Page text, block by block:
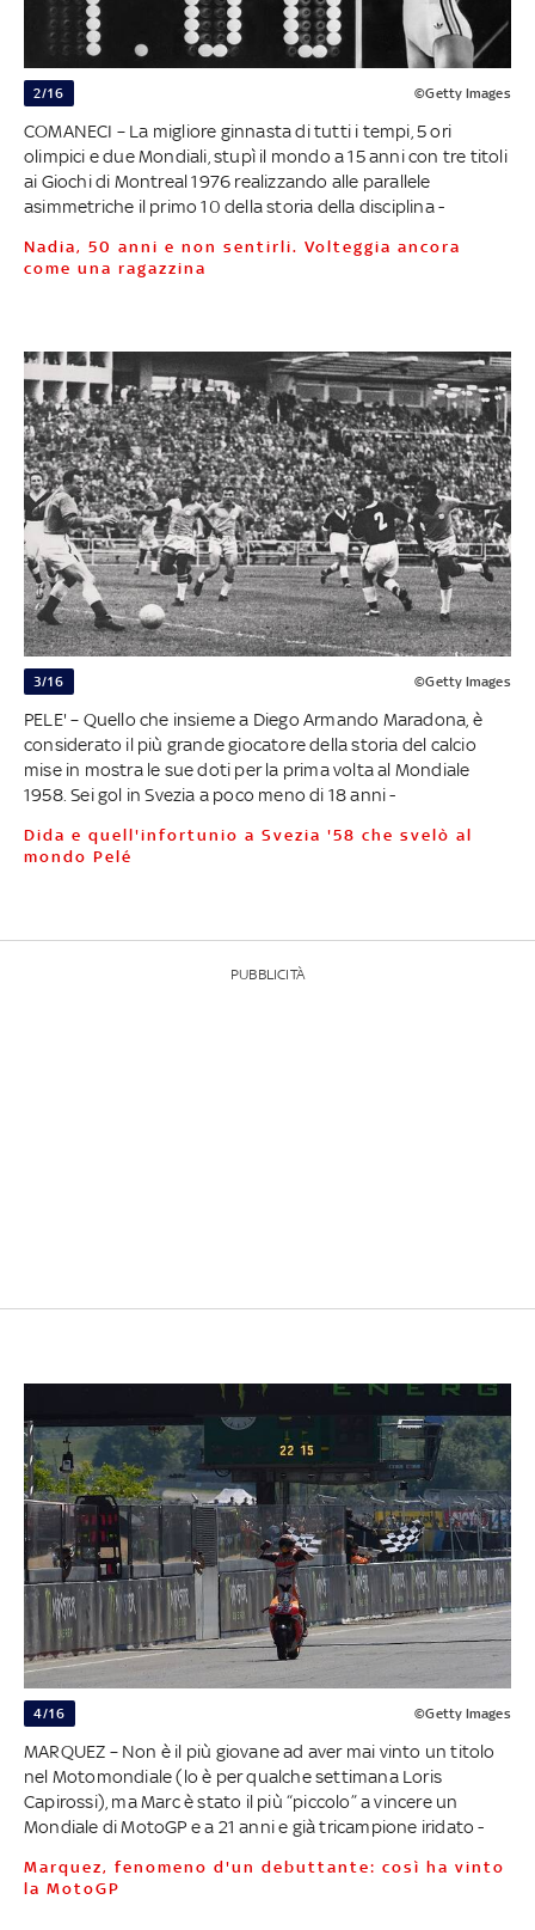
2/16 ©Getty Images
COMANECI – La migliore ginnasta di tutti i tempi, 5 ori
olimpici e due Mondiali, stupì il mondo a 15 anni con tre titoli
ai Giochi di Montreal 1976 realizzando alle parallele
asimmetriche il primo 10 della storia della disciplina -
Nadia, 50 anni e non sentirli. Volteggia ancora
come una ragazzina
3/16 ©Getty Images
PELE' – Quello che insieme a Diego Armando Maradona, è
considerato il più grande giocatore della storia del calcio
mise in mostra le sue doti per la prima volta al Mondiale
1958. Sei gol in Svezia a poco meno di 18 anni -
Dida e quell'infortunio a Svezia '58 che svelò al
mondo Pelé
PUBBLICITÀ
4/16 ©Getty Images
MARQUEZ – Non è il più giovane ad aver mai vinto un titolo
nel Motomondiale (lo è per qualche settimana Loris
Capirossi), ma Marc è stato il più “piccolo” a vincere un
Mondiale di MotoGP e a 21 anni e già tricampione iridato -
Marquez, fenomeno d'un debuttante: così ha vinto
la MotoGP